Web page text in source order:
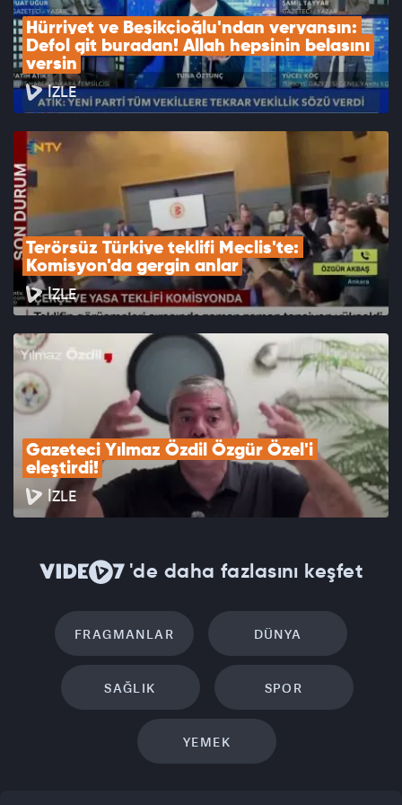
Hürriyet ve Beşikçioğlu'ndan veryansın:
Defol git buradan! Allah hepsinin belasını
versin
İZLE
Terörsüz Türkiye teklifi Meclis'te:
Komisyon'da gergin anlar
İZLE
Gazeteci Yılmaz Özdil Özgür Özel'i
eleştirdi!
İZLE
'de daha fazlasını keşfet
FRAGMANLAR DÜNYA
SAĞLIK SPOR
YEMEK